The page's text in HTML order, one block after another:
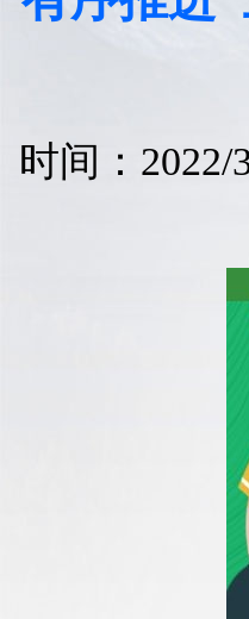
时间：